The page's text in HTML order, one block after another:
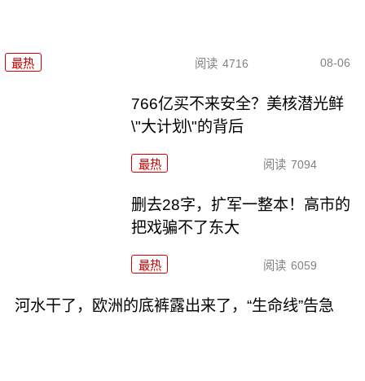
最热 阅读 4716 08-06
766亿买不来安全？美核潜光鲜
\"大计划\"的背后
最热 阅读 7094
删去28字，扩军一整本！高市的
把戏骗不了东大
最热 阅读 6059
河水干了，欧洲的底裤露出来了，“生命线”告急